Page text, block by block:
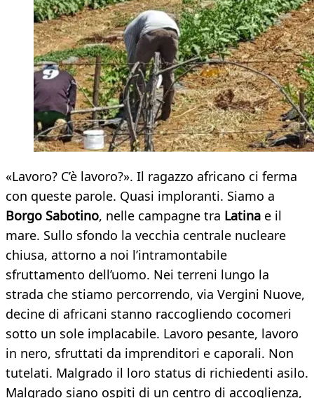
«Lavoro? C’è lavoro?». Il ragazzo africano ci ferma
con queste parole. Quasi imploranti. Siamo a
Borgo Sabotino, nelle campagne tra Latina e il
mare. Sullo sfondo la vecchia centrale nucleare
chiusa, attorno a noi l’intramontabile
sfruttamento dell’uomo. Nei terreni lungo la
strada che stiamo percorrendo, via Vergini Nuove,
decine di africani stanno raccogliendo cocomeri
sotto un sole implacabile. Lavoro pesante, lavoro
in nero, sfruttati da imprenditori e caporali. Non
tutelati. Malgrado il loro status di richiedenti asilo.
Malgrado siano ospiti di un centro di accoglienza,